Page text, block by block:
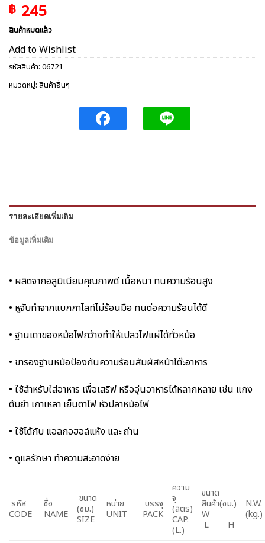
฿ 245
สินค้าหมดแล้ว
Add to Wishlist
รหัสสินค้า: 06721
หมวดหมู่: สินค้าอื่นๆ
รายละเอียดเพิ่มเติม
ข้อมูลเพิ่มเติม
• ผลิตจากอลูมิเนียมคุณภาพดี เนื้อหนา ทนความร้อนสูง
• หูจับทำจากแบกกาไลท์ไม่ร้อนมือ ทนต่อความร้อนได้ดี
• ฐานเตาของหม้อไฟกว้างทำให้เปลวไฟแผ่ได้ทั่วหม้อ
• ขารองฐานหม้อป้องกันความร้อนสัมผัสหน้าโต๊ะอาหาร
• ใช้สำหรับใส่อาหาร เพื่อเสริฟ หรืออุ่นอาหารได้หลากหลาย เช่น แกง
ต้มยำ เกาเหลา เย็นตาโฟ หัวปลาหม้อไฟ
• ใช้ได้กับ แอลกอฮอล์แห้ง และ ถ่าน
• ดูแลรักษา ทำความสะอาดง่าย
รหัส
CODE
ชื่อ
NAME
ขนาด
(ซม.)
SIZE
หน่าย
UNIT
บรรจุ
PACK
ความ
จุ
(ลิตร)
CAP.
(L.)
ขนาด
สินค้า(ซม.)
W
L H
N.W.
(kg.)